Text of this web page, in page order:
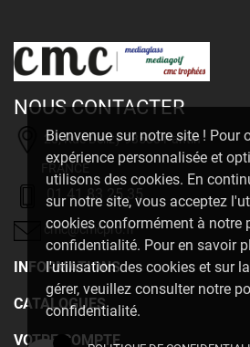
Bienvenue sur notre site ! Pour
expérience personnalisée et
utilisons des cookies. En
sur notre site, vous acceptez
cookies conformément à notre
confidentialité. Pour en savoir
l'utilisation des cookies et sur
gérer, veuillez consulter notre
confidentialité.
NOUS CONTACTER
20, Rue Delizy 93500 Pantin
FRANCE
01 41 83 25 35
cmc@cmcpro.fr
INFORMATIONS
CATALOGUES
VOTRE COMPTE